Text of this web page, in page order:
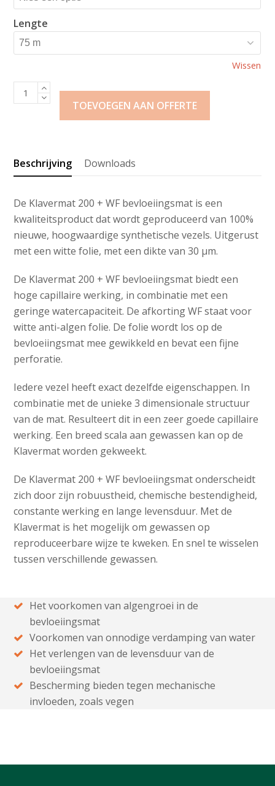
Lengte
Wissen
Klavermat
200
aantal
TOEVOEGEN AAN OFFERTE
Beschrijving Downloads
De Klavermat 200 + WF bevloeiingsmat is een
kwaliteitsproduct dat wordt geproduceerd van 100%
nieuwe, hoogwaardige synthetische vezels. Uitgerust
met een witte folie, met een dikte van 30 µm.
De Klavermat 200 + WF bevloeiingsmat biedt een
hoge capillaire werking, in combinatie met een
geringe watercapaciteit. De afkorting WF staat voor
witte anti-algen folie. De folie wordt los op de
bevloeiingsmat mee gewikkeld en bevat een fijne
perforatie.
Iedere vezel heeft exact dezelfde eigenschappen. In
combinatie met de unieke 3 dimensionale structuur
van de mat. Resulteert dit in een zeer goede capillaire
werking. Een breed scala aan gewassen kan op de
Klavermat worden gekweekt.
De Klavermat 200 + WF bevloeiingsmat onderscheidt
zich door zijn robuustheid, chemische bestendigheid,
constante werking en lange levensduur. Met de
Klavermat is het mogelijk om gewassen op
reproduceerbare wijze te kweken. En snel te wisselen
tussen verschillende gewassen.
Het voorkomen van algengroei in de
bevloeiingsmat
Voorkomen van onnodige verdamping van water
Het verlengen van de levensduur van de
bevloeiingsmat
Bescherming bieden tegen mechanische
invloeden, zoals vegen